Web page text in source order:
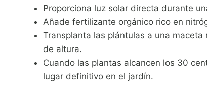
Proporciona luz solar directa durante
Añade fertilizante orgánico rico en
Transplanta las plántulas a una
de altura.
Cuando las plantas alcancen los 30
lugar definitivo en el jardín.